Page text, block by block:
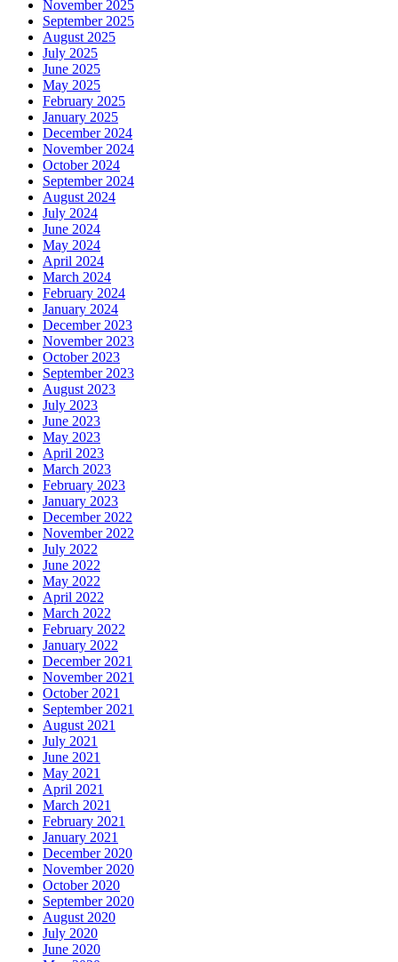
November 2025
September 2025
August 2025
July 2025
June 2025
May 2025
February 2025
January 2025
December 2024
November 2024
October 2024
September 2024
August 2024
July 2024
June 2024
May 2024
April 2024
March 2024
February 2024
January 2024
December 2023
November 2023
October 2023
September 2023
August 2023
July 2023
June 2023
May 2023
April 2023
March 2023
February 2023
January 2023
December 2022
November 2022
July 2022
June 2022
May 2022
April 2022
March 2022
February 2022
January 2022
December 2021
November 2021
October 2021
September 2021
August 2021
July 2021
June 2021
May 2021
April 2021
March 2021
February 2021
January 2021
December 2020
November 2020
October 2020
September 2020
August 2020
July 2020
June 2020